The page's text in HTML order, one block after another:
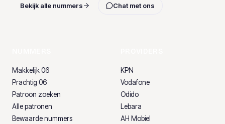
Bekijk alle nummers Chat met ons
Makkelijk 06
Prachtig 06
Patroon zoeken
Alle patronen
Bewaarde nummers
KPN
Vodafone
Odido
Lebara
AH Mobiel